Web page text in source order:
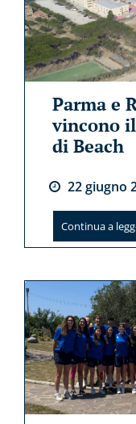
Parma e
vincono
di Beach
22giugno
Continua a